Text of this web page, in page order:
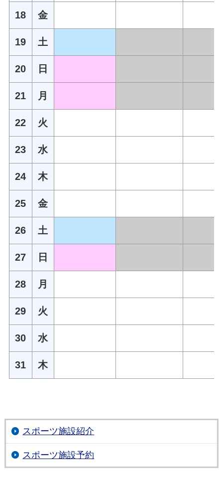
18 金
19 土
20 日
21 月
22 火
23 水
24 木
25 金
26 土
27 日
28 月
29 火
30 水
31 木
スポーツ施設紹介
スポーツ施設予約